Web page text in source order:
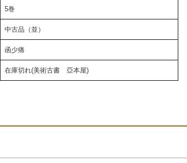
5巻
中古品（並）
函少痛
在庫切れ(美術古書 亞本屋)